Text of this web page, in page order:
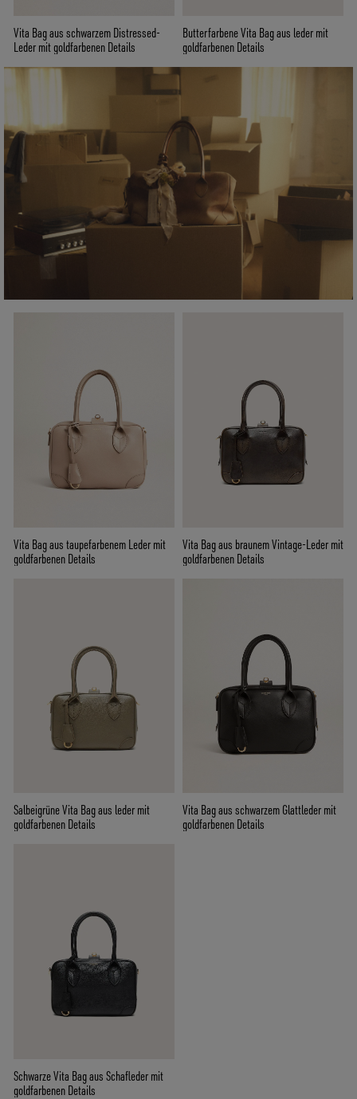
Vita Bag aus schwarzem Distressed-
Leder mit goldfarbenen Details
Butterfarbene Vita Bag aus leder mit
goldfarbenen Details
Vita Bag aus taupefarbenem Leder mit
goldfarbenen Details
Vita Bag aus braunem Vintage-Leder mit
goldfarbenen Details
Salbeigrüne Vita Bag aus leder mit
goldfarbenen Details
Vita Bag aus schwarzem Glattleder mit
goldfarbenen Details
Schwarze Vita Bag aus Schafleder mit
goldfarbenen Details